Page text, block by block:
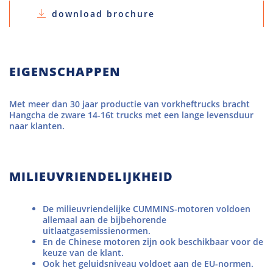
download brochure
EIGENSCHAPPEN
Met meer dan 30 jaar productie van vorkheftrucks bracht
Hangcha de zware 14-16t trucks met een lange levensduur
naar klanten.
MILIEUVRIENDELIJKHEID
De milieuvriendelijke CUMMINS-motoren voldoen
allemaal aan de bijbehorende
uitlaatgasemissienormen.
En de Chinese motoren zijn ook beschikbaar voor de
keuze van de klant.
Ook het geluidsniveau voldoet aan de EU-normen.